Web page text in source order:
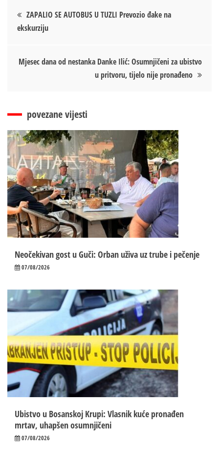
Кретање
чланка
ZAPALIO SE AUTOBUS U TUZLI Prevozio đake na
ekskurziju
Mjesec dana od nestanka Danke Ilić: Osumnjičeni za ubistvo
u pritvoru, tijelo nije pronađeno
povezane vijesti
Neočekivan gost u Guči: Orban uživa uz trube i pečenje
07/08/2026
Ubistvo u Bosanskoj Krupi: Vlasnik kuće pronađen
mrtav, uhapšen osumnjičeni
07/08/2026